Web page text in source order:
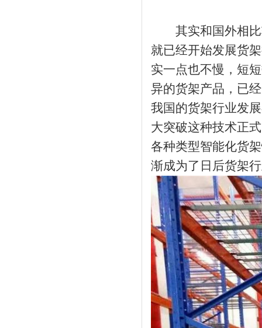
其实和国外相比
就已经开始发展货
实一点也不慢，短
异的货架产品，已
我国的货架行业发
大突破这种技术正
各种类型智能化货
渐成为了日后货架